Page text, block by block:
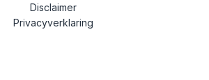
Disclaimer
Privacyverklaring